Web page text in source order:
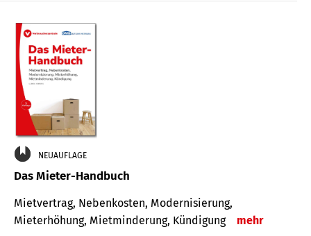
NEUAUFLAGE
Das Mieter-Handbuch
Mietvertrag, Nebenkosten, Modernisierung,
Mieterhöhung, Mietminderung, Kündigung
mehr